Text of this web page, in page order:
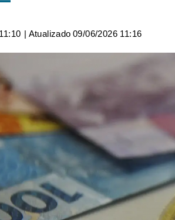
| Atualizado 09/06/2026 11:16